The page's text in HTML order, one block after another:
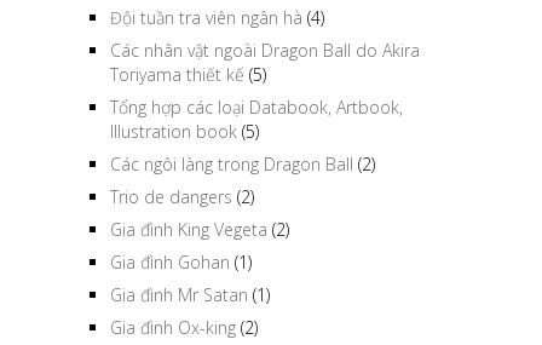
Đội tuần tra viên ngân hà (4)
Các nhân vật ngoài Dragon Ball do Akira
Toriyama thiết kế (5)
Tổng hợp các loại Databook, Artbook,
Illustration book (5)
Các ngôi làng trong Dragon Ball (2)
Trio de dangers (2)
Gia đình King Vegeta (2)
Gia đình Gohan (1)
Gia đình Mr Satan (1)
Gia đình Ox-king (2)